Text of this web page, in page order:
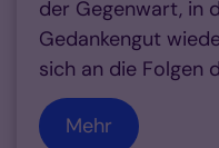
der Gegenwart, in
Gedankengut
sich an die Folgen
Mehr